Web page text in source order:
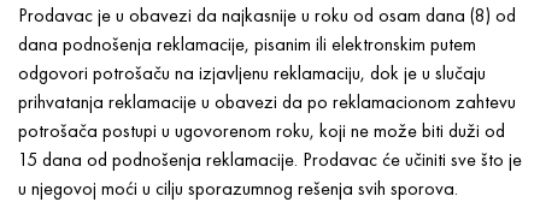
Prodavac je u obavezi da najkasnije u roku od osam dana (8) od
dana podnošenja reklamacije, pisanim ili elektronskim putem
odgovori potrošaču na izjavljenu reklamaciju, dok je u slučaju
prihvatanja reklamacije u obavezi da po reklamacionom zahtevu
potrošača postupi u ugovorenom roku, koji ne može biti duži od
15 dana od podnošenja reklamacije. Prodavac će učiniti sve što je
u njegovoj moći u cilju sporazumnog rešenja svih sporova.